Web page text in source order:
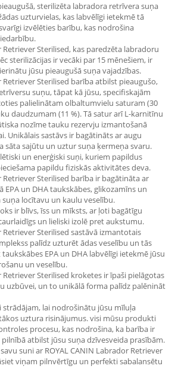
sterilizēta labradora retrīvera suņa
uzturvielas, kas labvēlīgi ietekmē tā
izvēlēties barību, kas nodrošina
Retriever Sterilised, kas paredzēta labradoru
sterilizācijas ir vecāki par 15 mēnešiem, ir
jūsu pieaugušā suņa vajadzības.
Retriever Sterilised barība atbilst pieaugušo,
suņu, tāpat kā jūsu, specifiskajām
palielinātam olbaltumvielu saturam (30
daudzumam (11 %). Tā satur arī L-karnitīnu
nozīme tauku rezervju izmantošanā
Unikālais sastāvs ir bagātināts ar augu
sāta sajūtu un uztur suņa ķermeņa svaru.
un enerģiski suņi, kuriem papildus
papildu fiziskās aktivitātes deva.
Retriever Sterilised barība ir bagātināta ar
EPA un DHA taukskābes, glikozamīns un
locītavu un kaulu veselību.
ir blīvs, īss un mīksts, ar ļoti bagātīgu
un lieliski izolē pret aukstumu.
Retriever Sterilised sastāvā izmantotais
palīdz uzturēt ādas veselību un tās
EPA un DHA labvēlīgi ietekmē jūsu
un veselību.
Retriever Sterilised kroketes ir īpaši pielāgotas
uzbūvei, un to unikālā forma palīdz palēnināt
strādājam, lai nodrošinātu jūsu mīluļa
uztura risinājumus. visi mūsu produkti
procesu, kas nodrošina, ka barība ir
atbilst jūsu suņa dzīvesveida prasībām.
suni ar ROYAL CANIN Labrador Retriever
viņam pilnvērtīgu un perfekti sabalansētu